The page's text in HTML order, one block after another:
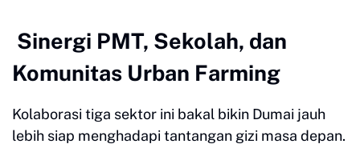
Sinergi PMT, Sekolah, dan
Komunitas Urban Farming
Kolaborasi tiga sektor ini bakal bikin Dumai jauh
lebih siap menghadapi tantangan gizi masa depan.